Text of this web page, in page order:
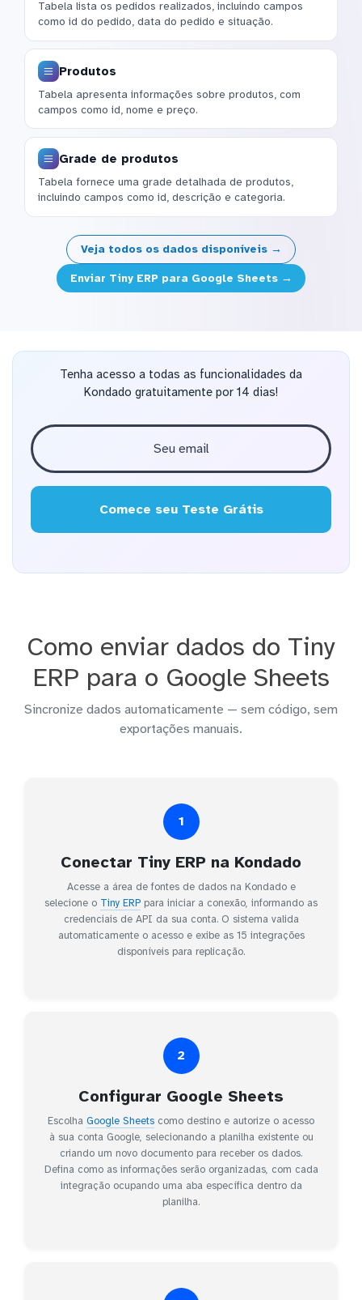
Tabela lista os pedidos realizados, incluindo campos
como id do pedido, data do pedido e situação.
Produtos
Tabela apresenta informações sobre produtos, com
campos como id, nome e preço.
Grade de produtos
Tabela fornece uma grade detalhada de produtos,
incluindo campos como id, descrição e categoria.
Veja todos os dados disponíveis →
Enviar Tiny ERP para Google Sheets →
Tenha acesso a todas as funcionalidades da
Kondado gratuitamente por 14 dias!
Comece seu Teste Grátis
Como enviar dados do Tiny
ERP para o Google Sheets
Sincronize dados automaticamente — sem código, sem
exportações manuais.
1
Conectar Tiny ERP na Kondado
Acesse a área de fontes de dados na Kondado e
selecione o Tiny ERP para iniciar a conexão, informando as
credenciais de API da sua conta. O sistema valida
automaticamente o acesso e exibe as 15 integrações
disponíveis para replicação.
2
Configurar Google Sheets
Escolha Google Sheets como destino e autorize o acesso
à sua conta Google, selecionando a planilha existente ou
criando um novo documento para receber os dados.
Defina como as informações serão organizadas, com cada
integração ocupando uma aba específica dentro da
planilha.